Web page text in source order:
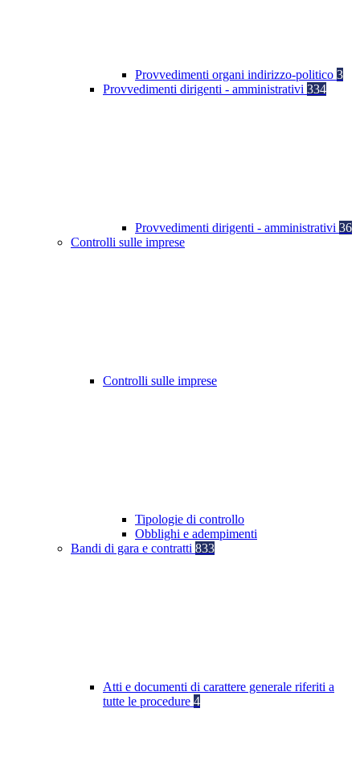
Provvedimenti organi indirizzo-politico 3
Provvedimenti dirigenti - amministrativi 334
Provvedimenti dirigenti - amministrativi 36
Controlli sulle imprese
Controlli sulle imprese
Tipologie di controllo
Obblighi e adempimenti
Bandi di gara e contratti 833
Atti e documenti di carattere generale riferiti a
tutte le procedure 4